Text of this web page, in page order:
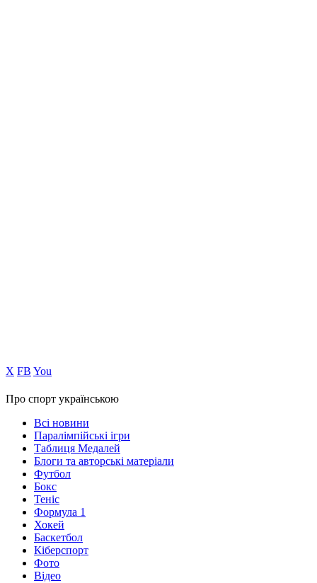
Х FB You
Про спорт українською
Всі новини
Паралімпійські ігри
Таблиця Медалей
Блоги та авторські матеріали
Футбол
Бокс
Теніс
Формула 1
Хокей
Баскетбол
Кіберспорт
Фото
Відео